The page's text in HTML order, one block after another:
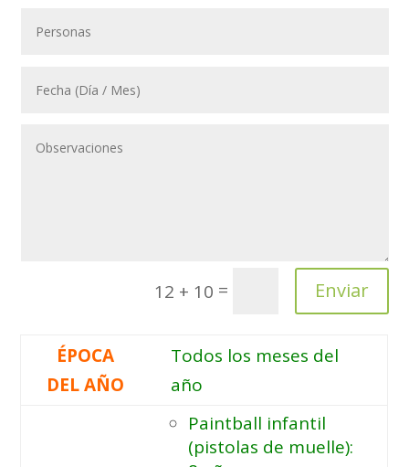
12 + 10 = Enviar
ÉPOCA
DEL AÑO
Todos los meses del
año
Paintball infantil
(pistolas de muelle):